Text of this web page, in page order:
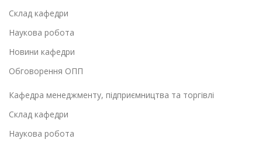
Склад кафедри
Наукова робота
Новини кафедри
Обговорення ОПП
Кафедра менеджменту, підприємництва та торгівлі
Склад кафедри
Наукова робота